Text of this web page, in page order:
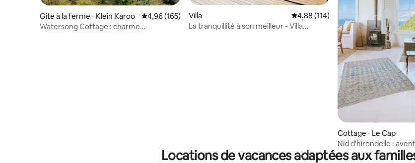
Gîte à la ferme ⋅ Klein Karoo Évaluation moyenne sur la base de 165 commentaires : 4,96 sur 5
4,96 (165)
Watersong Cottage : charme
Villa Évaluation moyenne sur la base de
4,88 (114)
La tranquillité à son meilleur - Villa
Cottage ⋅ Le Cap
Nid d'hirondelle :
dessus de False Bay
Locations de vacances adaptées aux